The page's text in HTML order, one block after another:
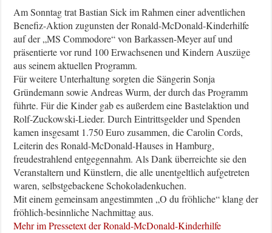
Am Sonntag trat Bastian Sick im Rahmen einer adventlichen
Benefiz-Aktion zugunsten der Ronald-McDonald-Kinderhilfe
auf der „MS Commodore“ von Barkassen-Meyer auf und
präsentierte vor rund 100 Erwachsenen und Kindern Auszüge
aus seinem aktuellen Programm.
Für weitere Unterhaltung sorgten die Sängerin Sonja
Gründemann sowie Andreas Wurm, der durch das Programm
führte. Für die Kinder gab es außerdem eine Bastelaktion und
Rolf-Zuckowski-Lieder. Durch Eintrittsgelder und Spenden
kamen insgesamt 1.750 Euro zusammen, die Carolin Cords,
Leiterin des Ronald-McDonald-Hauses in Hamburg,
freudestrahlend entgegennahm. Als Dank überreichte sie den
Veranstaltern und Künstlern, die alle unentgeltlich aufgetreten
waren, selbstgebackene Schokoladenkuchen.
Mit einem gemeinsam angestimmten „O du fröhliche“ klang der
fröhlich-besinnliche Nachmittag aus.
Mehr im Pressetext der Ronald-McDonald-Kinderhilfe